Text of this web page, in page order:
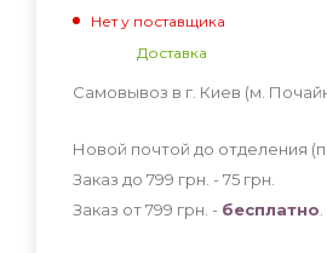
Нет у поставщика
Доставка
Самовывоз в г. Киев (м.
Новой почтой до отделения
Заказ до 799 грн. - 75 грн
Заказ от 799 грн. - бесплатно